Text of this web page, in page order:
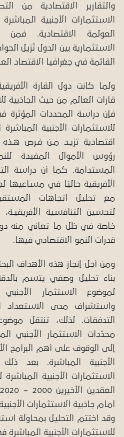
والتقارير الاقتصادية من
الاستثمارات الأجنبية
العولمة الاقتصادية.
الاستثمارية بين الدول تُزيل
القائمة في جغرافيا الاقتصاد
ولما كانت دول القارة
قارات العالم من حيث الجاذبية
فإن دراسة المحددات المؤثرة
للاستثمارات الأجنبية
اقتصادية تزيـد مـن فـرص
رؤوس الأموال المفيدة
المستدامة. كما أن دراسة
الأفريقية حاليًا في مساعيها
مع تحليل اتجاهات
لتحسين التنافسية
خاصة في ظل ما تعاني منه
قدرات النمو الاقتصادي فيها.
ومن أجل إنجاز هذه الأهداف
بناء تحليل وصفي يتسم
لموضوع الاستثمار
واستشراف مدى الاستعداد
التدفقات. لذلك، تنتقل
محدّدات الاستثمار الأجنبي
إلى الوقوف على أهم البرامج
الأجنبية المباشرة. بعد
الاستثمارات الأجنبية المباشرة
أمام جاذبية الاستثمارات
وقد اختتم التحليل بمحاولة
للاستثمارات الأجنبية المباشرة